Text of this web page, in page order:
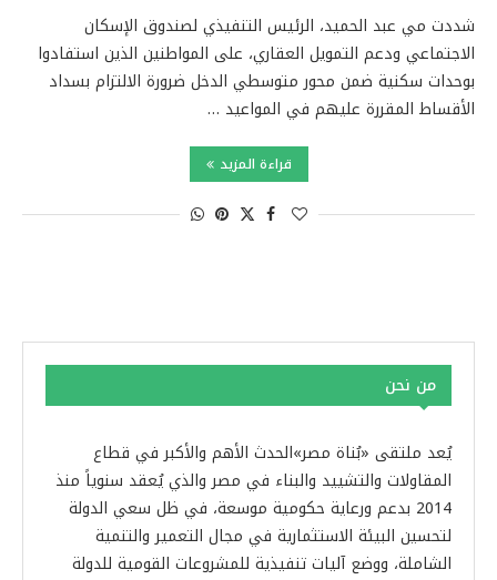
شددت مي عبد الحميد، الرئيس التنفيذي لصندوق الإسكان
الاجتماعي ودعم التمويل العقاري، على المواطنين الذين استفادوا
بوحدات سكنية ضمن محور متوسطي الدخل ضرورة الالتزام بسداد
الأقساط المقررة عليهم في المواعيد …
قراءة المزيد
من نحن
يُعد ملتقى «بُناة مصر»الحدث الأهم والأكبر في قطاع
المقاولات والتشييد والبناء في مصر والذي يُعقد سنوياً منذ
2014 بدعم ورعاية حكومية موسعة، في ظل سعي الدولة
لتحسين البيئة الاستثمارية في مجال التعمير والتنمية
الشاملة، ووضع آليات تنفيذية للمشروعات القومية للدولة